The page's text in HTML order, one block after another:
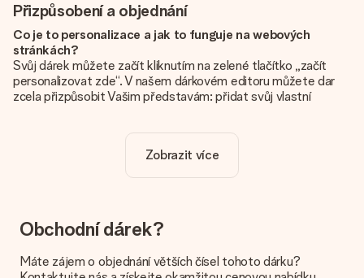
Přizpůsobení a objednání
Co je to personalizace a jak to funguje na webových
stránkách?
Svůj dárek můžete začít kliknutím na zelené tlačítko „začít
personalizovat zde“. V našem dárkovém editoru můžete dar
zcela přizpůsobit Vašim představám: přidat svůj vlastní
Je personalizace zahrnuta v ceně?
Jak zjistím, zda má moje fotografie správnou kvalitu?
spokojeni. Proto je důležité používat vysoce kvalitní
Zobrazit více
Obchodní dárek?
Máte zájem o objednání větších čísel tohoto dárku?